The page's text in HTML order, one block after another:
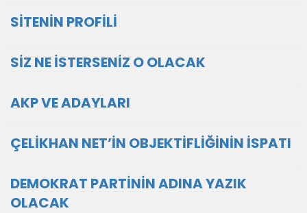
SİTENİN PROFİLİ
SİZ NE İSTERSENİZ O OLACAK
AKP VE ADAYLARI
ÇELİKHAN NET’İN OBJEKTİFLİĞİNİN İSPATI
DEMOKRAT PARTİNİN ADINA YAZIK
OLACAK